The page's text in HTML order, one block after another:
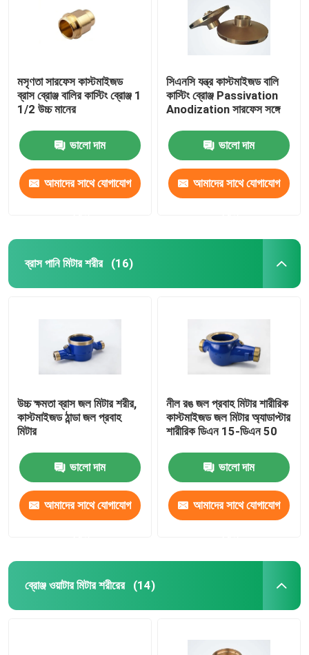
কপার বাস বার
Bushings এবং Bearings
ফায়ার অ্যাডাপ্টারের
মসৃণতা সারফেস কাস্টমাইজড
ব্রাস ব্রোঞ্জ বালির কাস্টিং ব্রোঞ্জ 1
1/2 উচ্চ মানের
ভালো দাম
আমাদের সাথে যোগাযোগ
সিএনসি যন্ত্র কাস্টমাইজড বালি
কাস্টিং ব্রোঞ্জ Passivation
Anodization সারফেস সঙ্গে
ভালো দাম
আমাদের সাথে যোগাযোগ
ব্রাস পানি মিটার শরীর (16)
উচ্চ ক্ষমতা ব্রাস জল মিটার শরীর,
কাস্টমাইজড ঠান্ডা জল প্রবাহ
মিটার
ভালো দাম
আমাদের সাথে যোগাযোগ
নীল রঙ জল প্রবাহ মিটার শারীরিক
কাস্টমাইজড জল মিটার অ্যাডাপ্টার
শারীরিক ডিএন 15-ডিএন 50
ভালো দাম
আমাদের সাথে যোগাযোগ
ব্রোঞ্জ ওয়াটার মিটার শরীরের (14)